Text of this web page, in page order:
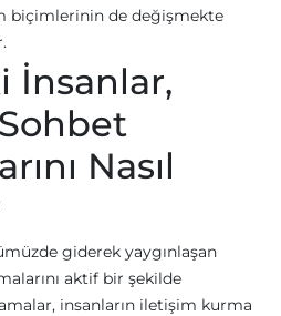
biçimlerinin de değişmekte
İnsanlar,
Nasıl
giderek yaygınlaşan
aktif bir şekilde
insanların iletişim kurma